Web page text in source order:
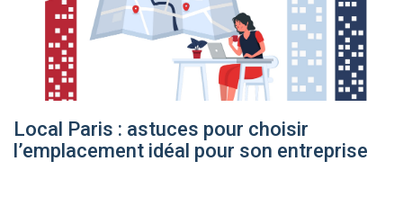
Local Paris : astuces pour choisir
l’emplacement idéal pour son entreprise